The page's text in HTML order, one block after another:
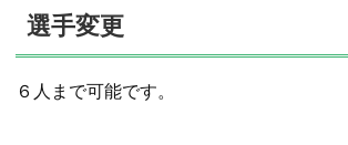
選手変更
６人まで可能です。